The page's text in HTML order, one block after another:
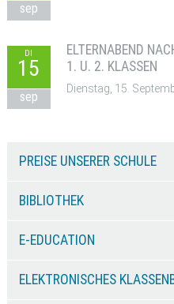
sep
DI
15
sep
ELTERNABEND
1. U. 2. KLASSEN
Dienstag, 15.
PREISE UNSERER SCHULE
BIBLIOTHEK
E-EDUCATION
ELEKTRONISCHES